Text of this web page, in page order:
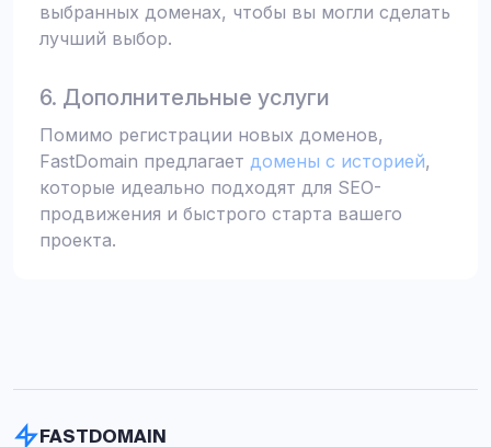
выбранных доменах, чтобы вы могли сделать
лучший выбор.
6. Дополнительные услуги
Помимо регистрации новых доменов,
FastDomain предлагает домены с историей,
которые идеально подходят для SEO-
продвижения и быстрого старта вашего
проекта.
FASTDOMAIN